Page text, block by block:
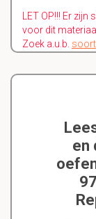
LET OP!!! Er
voor dit
Zoek a.u.b.
en